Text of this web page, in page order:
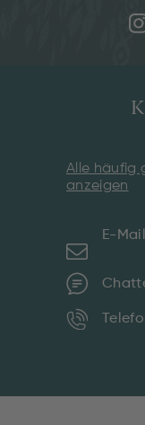
Alle häufig
anzeigen
E-Mail